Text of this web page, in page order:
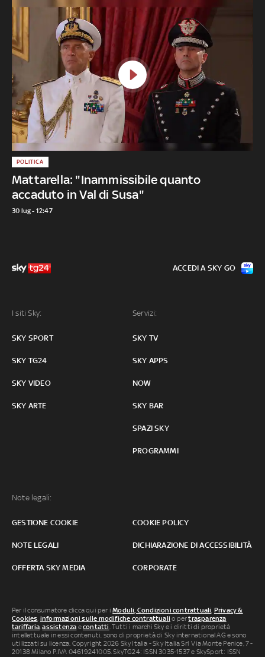
Mattarella: "Inammissibile quanto
accaduto in Val di Susa"
POLITICA
30 lug - 12:47
I siti Sky:
SKY SPORT
SKY TG24
SKY VIDEO
SKY ARTE
Servizi:
SKY TV
SKY APPS
NOW
SKY BAR
SPAZI SKY
PROGRAMMI
Note legali:
GESTIONE COOKIE COOKIE POLICY
NOTE LEGALI DICHIARAZIONE DI ACCESSIBILITÀ
OFFERTA SKY MEDIA CORPORATE
ACCEDI A SKY GO
Per il consumatore clicca qui per iModuli, Condizioni contrattuali Privacy &
Cookies informazioni sulle modifiche contrattuali o pertrasparenza
tariffaria ,assistenza econtatti . Tutti i marchi Sky e i diritti di proprietà
intellettuale in essi contenuti, sono di proprietà di Sky international AG e sono
utilizzati su licenza. Copyright 2026 Sky Italia - Sky Italia Srl Via Monte Penice, 7 -
20138 Milano P.IVA 04619241005. SkyTG24: ISSN 3035-1537 e SkySport: ISSN